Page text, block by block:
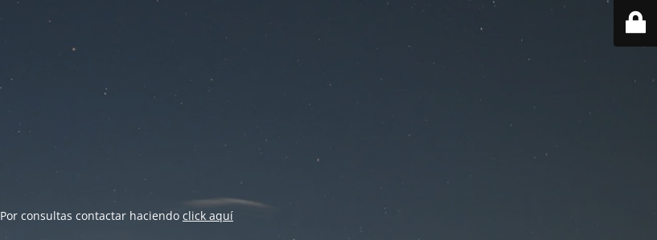
Por consultas contactar haciendo click aquí